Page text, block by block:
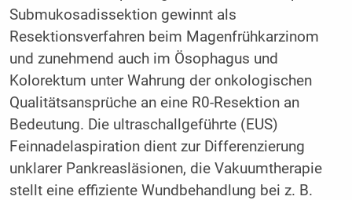
Submukosadissektion gewinnt als
Resektionsverfahren beim Magenfrühkarzinom
und zunehmend auch im Ösophagus und
Kolorektum unter Wahrung der onkologischen
Qualitätsansprüche an eine R0-Resektion an
Bedeutung. Die ul­traschallgeführte (EUS)
Feinnadelaspiration dient zur Differenzierung
unklarer Pankreasläsionen, die Vakuumtherapie
stellt eine effiziente Wundbehandlung bei z. B.